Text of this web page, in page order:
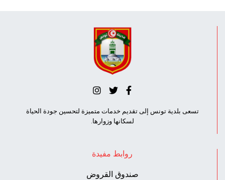
تسعى بلدية تونس إلى تقديم خدمات متميزة لتحسين جودة الحياة
لسكانها وزوارها.
روابط مفيدة
صندوق القروض